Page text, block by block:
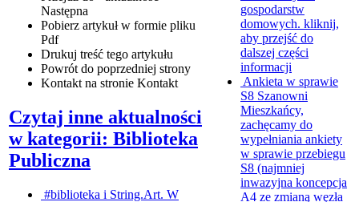
Następna
Pobierz artykuł w formie pliku
Pdf
Drukuj treść tego artykułu
Powrótdo poprzedniej strony
Kontaktna stronie Kontakt
Czytaj inne aktualności
w kategorii: Biblioteka
Publiczna
#biblioteka i String.Art. W
gospodarstw
domowych. kliknij,
aby przejść do
dalszej części
informacji
Ankieta w sprawie
S8 Szanowni
Mieszkańcy,
zachęcamy do
wypełniania ankiety
w sprawie przebiegu
S8 (najmniej
inwazyjna koncepcja
A4 ze zmianą węzła